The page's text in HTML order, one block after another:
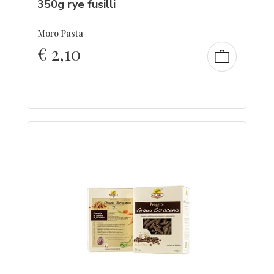
350g rye fusilli
Moro Pasta
€ 2,10